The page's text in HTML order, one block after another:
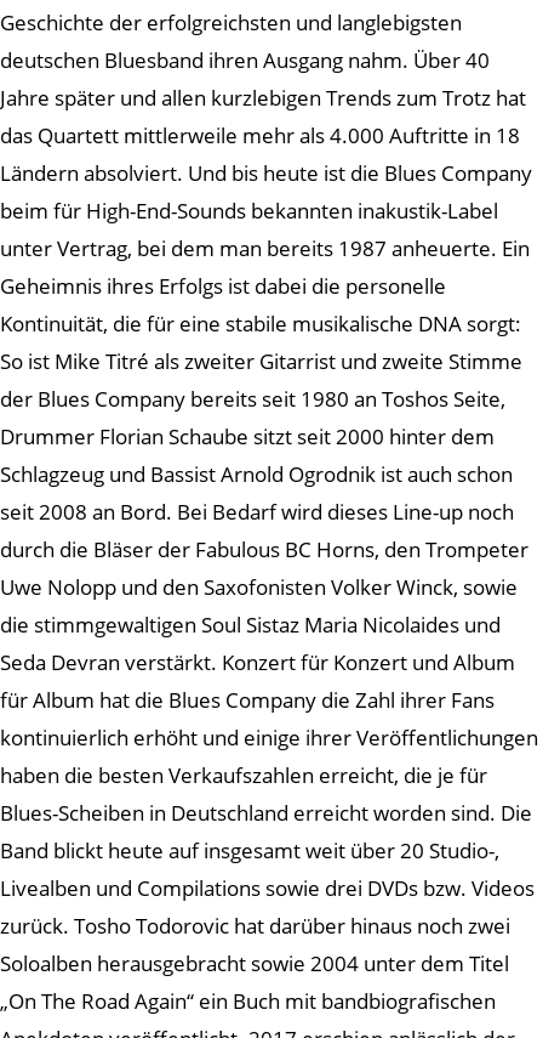
Geschichte der erfolgreichsten und langlebigsten
deutschen Bluesband ihren Ausgang nahm. Über 40
Jahre später und allen kurzlebigen Trends zum Trotz hat
das Quartett mittlerweile mehr als 4.000 Auftritte in 18
Ländern absolviert. Und bis heute ist die Blues Company
beim für High-End-Sounds bekannten inakustik-Label
unter Vertrag, bei dem man bereits 1987 anheuerte. Ein
Geheimnis ihres Erfolgs ist dabei die personelle
Kontinuität, die für eine stabile musikalische DNA sorgt:
So ist Mike Titré als zweiter Gitarrist und zweite Stimme
der Blues Company bereits seit 1980 an Toshos Seite,
Drummer Florian Schaube sitzt seit 2000 hinter dem
Schlagzeug und Bassist Arnold Ogrodnik ist auch schon
seit 2008 an Bord. Bei Bedarf wird dieses Line-up noch
durch die Bläser der Fabulous BC Horns, den Trompeter
Uwe Nolopp und den Saxofonisten Volker Winck, sowie
die stimmgewaltigen Soul Sistaz Maria Nicolaides und
Seda Devran verstärkt. Konzert für Konzert und Album
für Album hat die Blues Company die Zahl ihrer Fans
kontinuierlich erhöht und einige ihrer Veröffentlichungen
haben die besten Verkaufszahlen erreicht, die je für
Blues-Scheiben in Deutschland erreicht worden sind. Die
Band blickt heute auf insgesamt weit über 20 Studio-,
Livealben und Compilations sowie drei DVDs bzw. Videos
zurück. Tosho Todorovic hat darüber hinaus noch zwei
Soloalben herausgebracht sowie 2004 unter dem Titel
„On The Road Again“ ein Buch mit bandbiografischen